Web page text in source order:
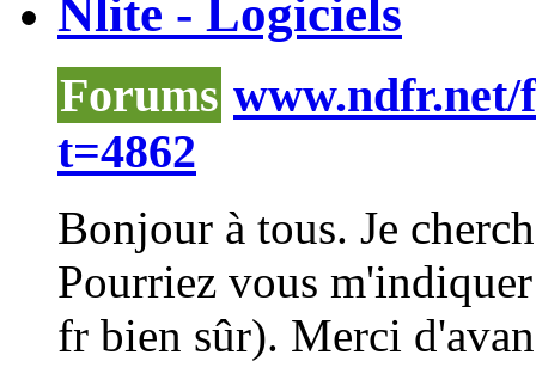
Nlite - Logiciels
Forums www.ndfr.net/
t=4862
Bonjour à tous. Je
Pourriez vous
fr bien sûr). Merci